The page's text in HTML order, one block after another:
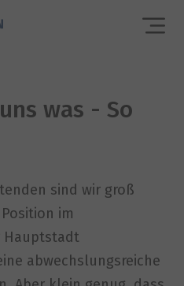
was - So
sind wir groß
im
Hauptstadt
abwechslungsreiche